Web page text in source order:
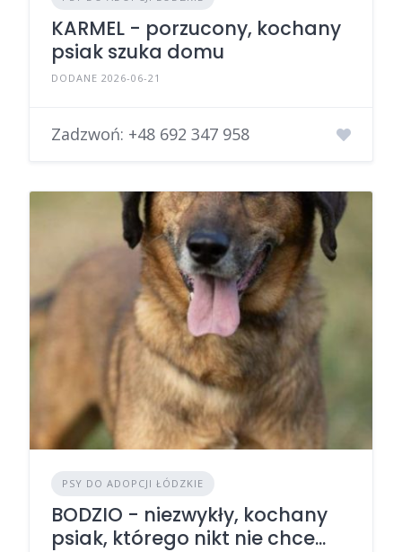
KARMEL - porzucony, kochany
psiak szuka domu
DODANE 2026-06-21
Zadzwoń: +48 692 347 958
PSY DO ADOPCJI ŁÓDZKIE
BODZIO - niezwykły, kochany
psiak, którego nikt nie chce...